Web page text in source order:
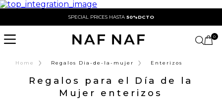
SPECIAL PRICES HASTA 50%DCTO
0
Home › Regalos Dia-de-la-mujer › Enterizos
Regalos para el Día de la
Mujer enterizos